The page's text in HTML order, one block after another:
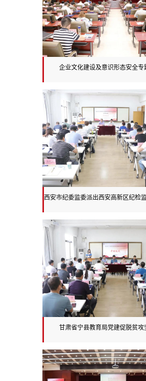
企业文化建设及意识形态安全专
西安市纪委监委派出西安高新区纪检
训班
甘肃省宁县教育局党建促脱贫攻